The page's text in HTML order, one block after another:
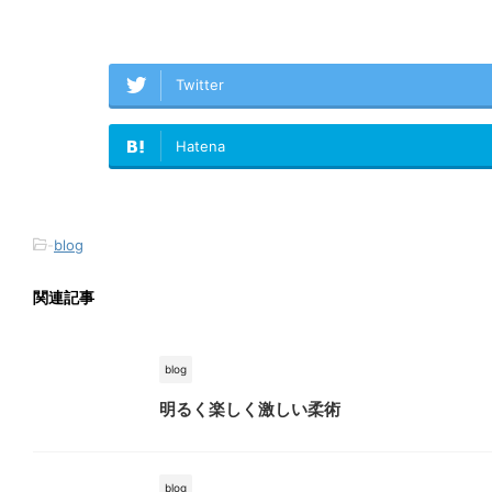
Twitter
Hatena
-blog
関連記事
blog
明るく楽しく激しい柔術
blog